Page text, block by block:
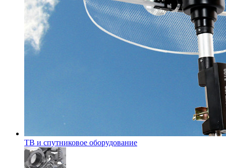
ТВ и спутниковое оборудование